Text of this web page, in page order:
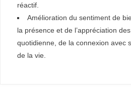
réactif.
Amélioration du sentiment de
la présence et de l’appréciation
quotidienne, de la connexion avec
de la vie.